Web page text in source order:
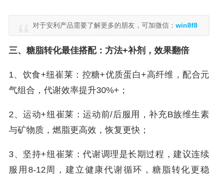
对于安利产品需要了解更多的朋友，可加微信： win8f8
三、糖脂转化最佳搭配：方法+补剂，效果翻倍
1、饮食+纽崔莱：控糖+优质蛋白+高纤维，配合元
气组合，代谢效率提升30%+；
2、运动+纽崔莱：运动前/后服用，补充B族维生素
与矿物质，燃脂更高效，恢复更快；
3、坚持+纽崔莱：代谢调理是长期过程，建议连续
服用8-12周，建立健康代谢循环，糖脂转化更稳